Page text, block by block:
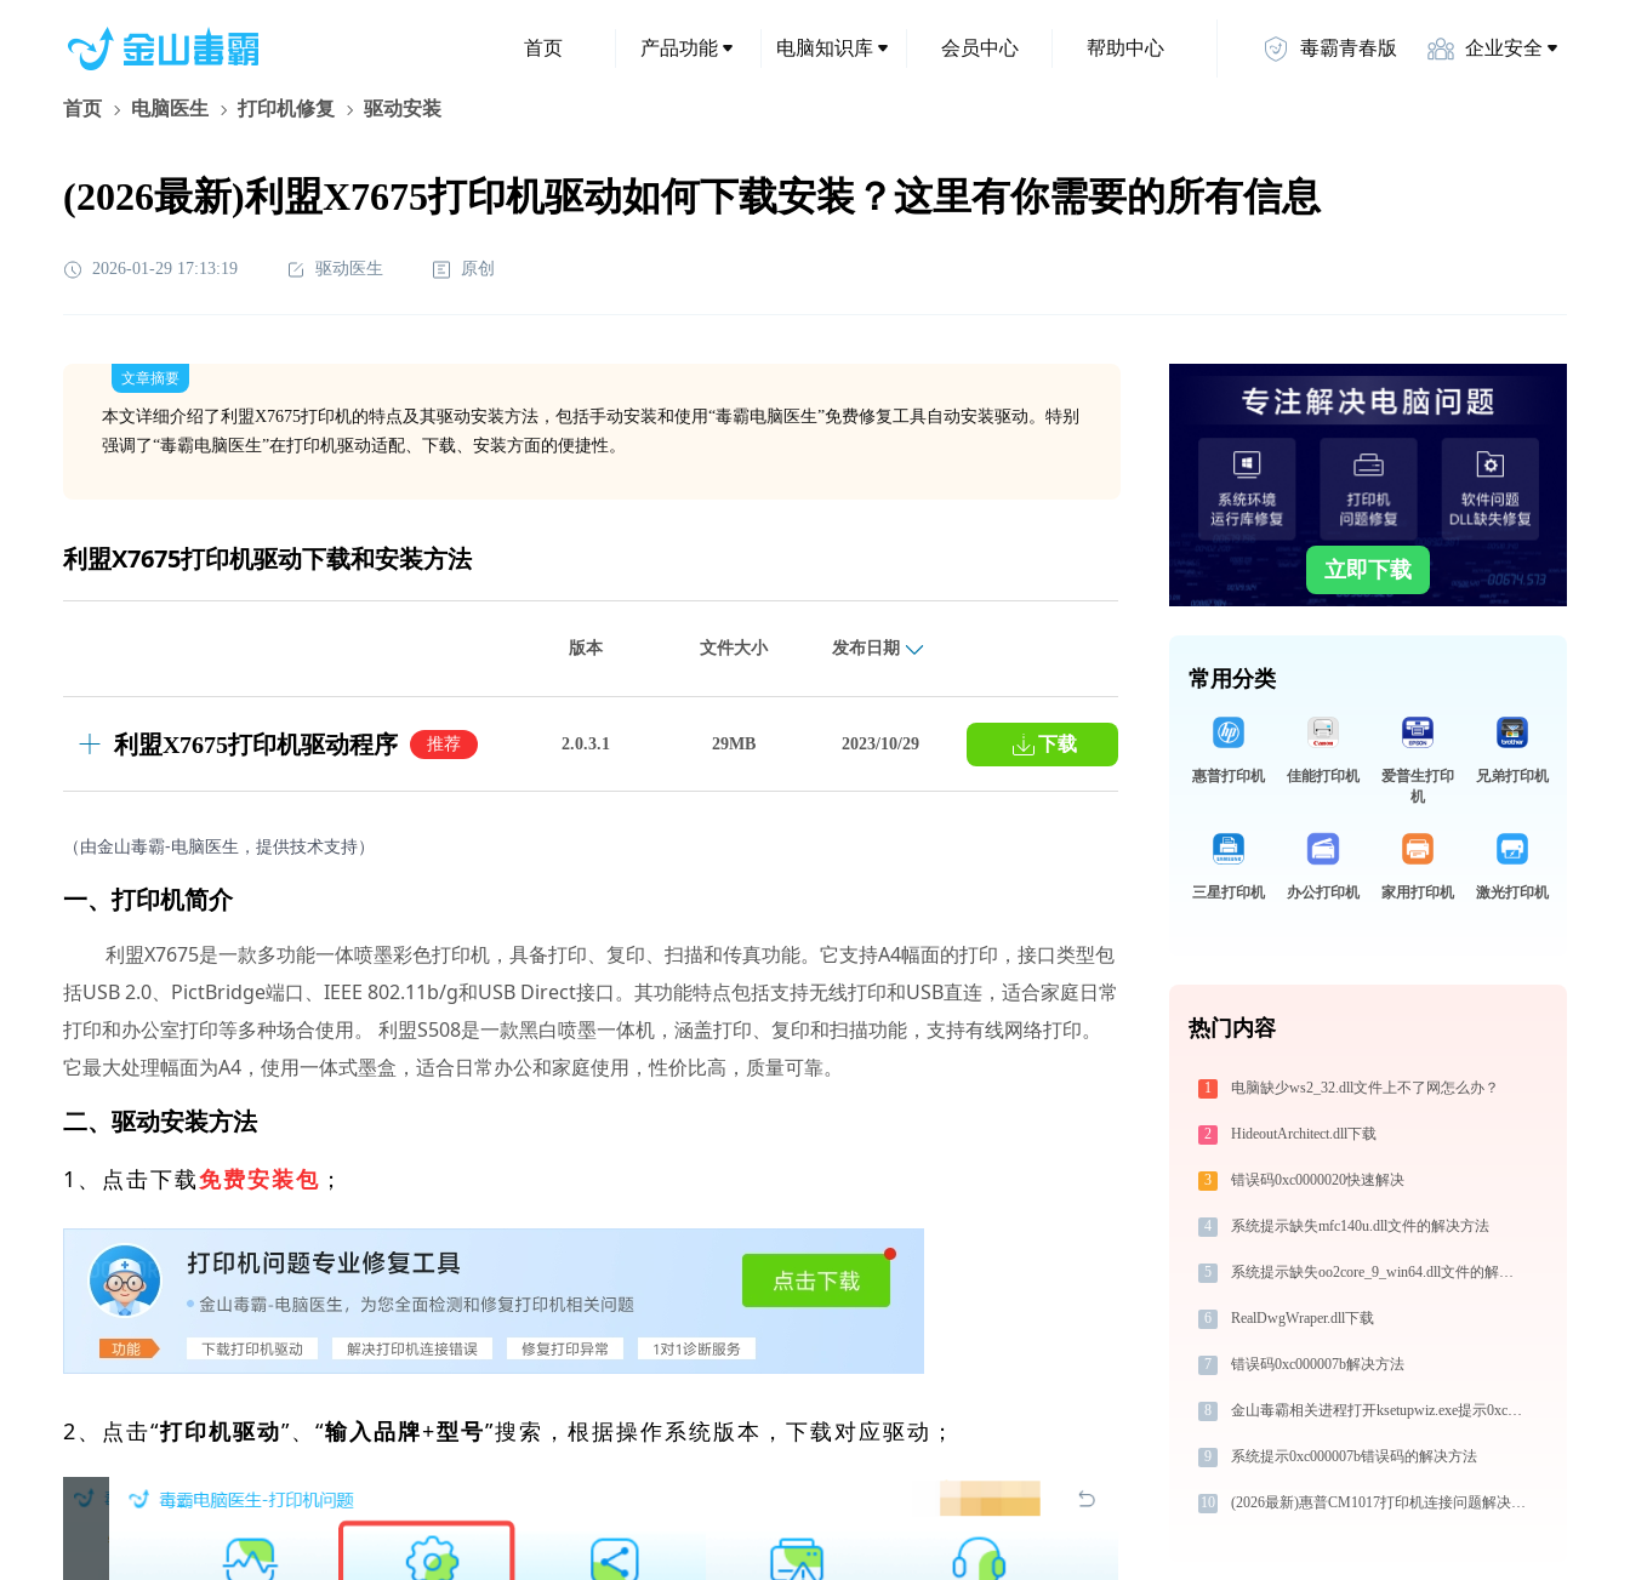
首页 产品功能 电脑知识库 会员中心 帮助中心 毒霸青春版 企业安全
首页 电脑医生 打印机修复 驱动安装
(2026最新)利盟X7675打印机驱动如何下载安装？这里有你需要的所有信息
2026-01-29 17:13:19 驱动医生 原创
文章摘要
本文详细介绍了利盟X7675打印机的特点及其驱动安装方法，包括手动安装和使用“毒霸电脑医生”免费修复工具自动安装驱动。特别
强调了“毒霸电脑医生”在打印机驱动适配、下载、安装方面的便捷性。
利盟X7675打印机驱动下载和安装方法
版本 文件大小 发布日期
利盟X7675打印机驱动程序 推荐 2.0.3.1 29MB 2023/10/29 下载
（由金山毒霸-电脑医生，提供技术支持）
一、打印机简介
利盟X7675是一款多功能一体喷墨彩色打印机，具备打印、复印、扫描和传真功能。它支持A4幅面的打印，接口类型包
括USB 2.0、PictBridge端口、IEEE 802.11b/g和USB Direct接口。其功能特点包括支持无线打印和USB直连，适合家庭日常
打印和办公室打印等多种场合使用。 利盟S508是一款黑白喷墨一体机，涵盖打印、复印和扫描功能，支持有线网络打印。
它最大处理幅面为A4，使用一体式墨盒，适合日常办公和家庭使用，性价比高，质量可靠。
二、驱动安装方法
1、点击下载免费安装包 ；
2、点击“打印机驱动”、“输入品牌+型号”搜索，根据操作系统版本，下载对应驱动；
立即下载
常用分类
惠普打印机 佳能打印机
爱普生打印
机
兄弟打印机
三星打印机 办公打印机 家用打印机 激光打印机
热门内容
1 电脑缺少ws2_32.dll文件上不了网怎么办？
2 HideoutArchitect.dll下载
3 错误码0xc0000020快速解决
4 系统提示缺失mfc140u.dll文件的解决方法
5 系统提示缺失oo2core_9_win64.dll文件的解决方法
6 RealDwgWraper.dll下载
7 错误码0xc000007b解决方法
8 金山毒霸相关进程打开ksetupwiz.exe提示0xc0000017错误码怎么办
9 系统提示0xc000007b错误码的解决方法
10 (2026最新)惠普CM1017打印机连接问题解决方案-金山毒霸